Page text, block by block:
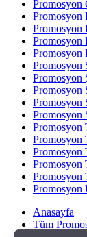
Promosyon
Promosyon
Promosyon
Promosyon
Promosyon
Promosyon
Promosyon
Promosyon
Promosyon
Promosyon
Promosyon
Promosyon
Promosyon
Promosyon
Promosyon
Promosyon
Anasayfa
Tüm